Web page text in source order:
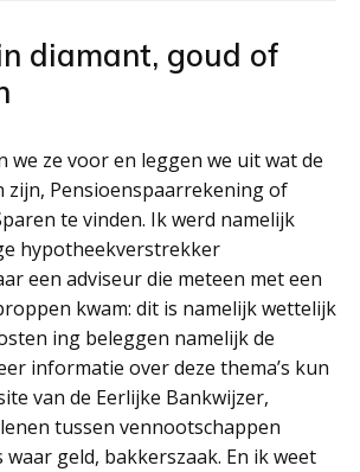
diamant, goud of
we ze voor en leggen we uit wat de
zijn, Pensioenspaarrekening of
te vinden. Ik werd namelijk
hypotheekverstrekker
een adviseur die meteen met een
kwam: dit is namelijk wettelijk
ing beleggen namelijk de
informatie over deze thema’s kun
van de Eerlijke Bankwijzer,
tussen vennootschappen
geld, bakkerszaak. En ik weet